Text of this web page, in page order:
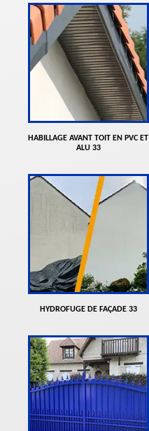
HABILLAGE AVANT TOIT EN PVC ET
ALU 33
HYDROFUGE DE FAÇADE 33